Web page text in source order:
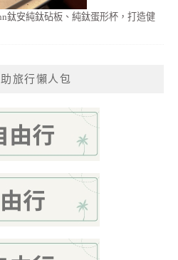
鈦安純鈦砧板、純鈦蛋形杯，打造健
旅行懶人包